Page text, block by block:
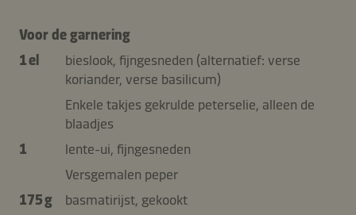
Voor de garnering
1 el
bieslook, fijngesneden (alternatief: verse
koriander, verse basilicum)
Enkele takjes gekrulde peterselie, alleen de
blaadjes
1
lente-ui, fijngesneden
Versgemalen peper
175 g
basmatirijst, gekookt